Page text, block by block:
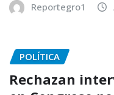
Reportegro1
POLÍTICA
Rechazan